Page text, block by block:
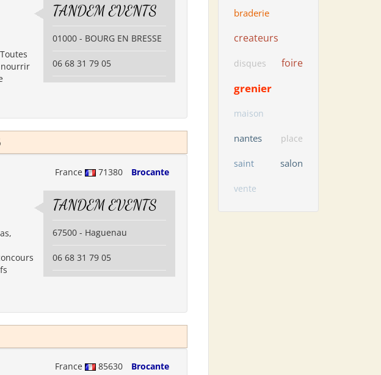
nourrir
TANDEM EVENTS
01000 - BOURG EN BRESSE
06 68 31 79 05
France 71380 Brocante
TANDEM EVENTS
67500 - Haguenau
06 68 31 79 05
France 85630 Brocante
braderie
createurs
disques foire
grenier
maison
nantes place
saint salon
vente